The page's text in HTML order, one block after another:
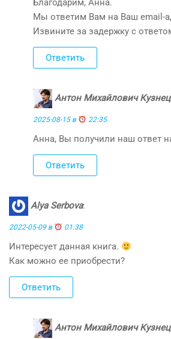
Благодарим, Анна.
Мы ответим Вам на Ваш email-
Извините за задержку с
Ответить
Антон Михайлович
2025-08-15 в 22:35
Анна, Вы получили наш ответ
Ответить
Alya Serbova:
2022-05-09 в 01:38
Интересует данная книга.
Как можно ее приобрести?
Ответить
Антон Михайлович